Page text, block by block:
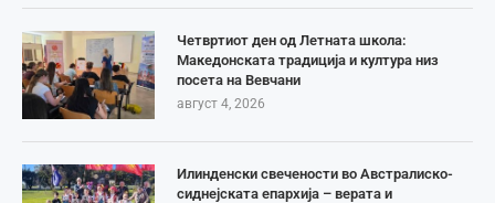
Четвртиот ден од Летната школа:
Македонската традиција и култура низ
посета на Вевчани
август 4, 2026
Илинденски свечености во Австралиско-
сиднејската епархија – верата и